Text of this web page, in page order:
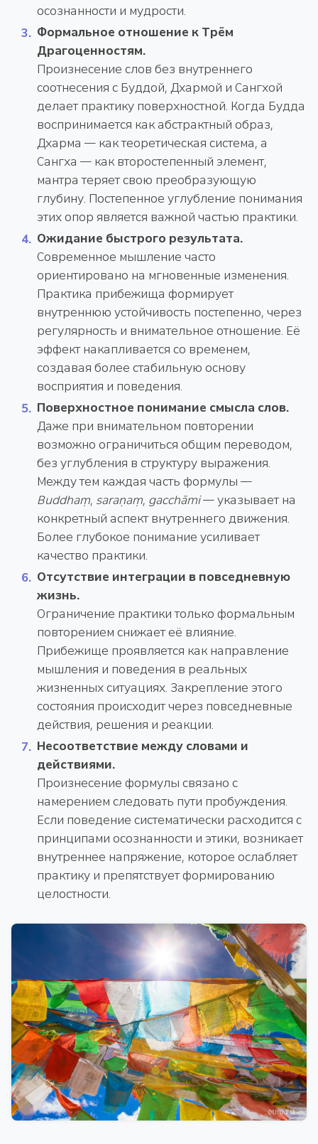
осознанности и мудрости.
Формальное отношение к Трём
Драгоценностям.
Произнесение слов без внутреннего
соотнесения с Буддой, Дхармой и Сангхой
делает практику поверхностной. Когда Будда
воспринимается как абстрактный образ,
Дхарма — как теоретическая система, а
Сангха — как второстепенный элемент,
мантра теряет свою преобразующую
глубину. Постепенное углубление понимания
этих опор является важной частью практики.
Ожидание быстрого результата.
Современное мышление часто
ориентировано на мгновенные изменения.
Практика прибежища формирует
внутреннюю устойчивость постепенно, через
регулярность и внимательное отношение. Её
эффект накапливается со временем,
создавая более стабильную основу
восприятия и поведения.
Поверхностное понимание смысла слов.
Даже при внимательном повторении
возможно ограничиться общим переводом,
без углубления в структуру выражения.
Между тем каждая часть формулы —
Buddhaṃ, saraṇaṃ, gacchāmi— указывает на
конкретный аспект внутреннего движения.
Более глубокое понимание усиливает
качество практики.
Отсутствие интеграции в повседневную
жизнь.
Ограничение практики только формальным
повторением снижает её влияние.
Прибежище проявляется как направление
мышления и поведения в реальных
жизненных ситуациях. Закрепление этого
состояния происходит через повседневные
действия, решения и реакции.
Несоответствие между словами и
действиями.
Произнесение формулы связано с
намерением следовать пути пробуждения.
Если поведение систематически расходится с
принципами осознанности и этики, возникает
внутреннее напряжение, которое ослабляет
практику и препятствует формированию
целостности.